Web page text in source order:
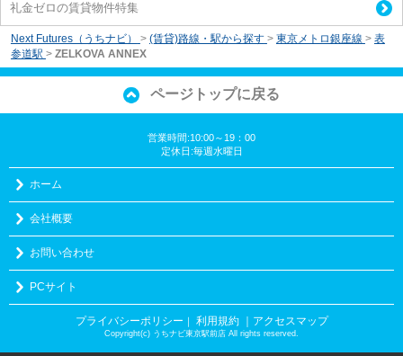
礼金ゼロの賃貸物件特集
Next Futures（うちナビ） > (賃貸)路線・駅から探す > 東京メトロ銀座線 > 表
参道駅 > ZELKOVA ANNEX
ページトップに戻る
営業時間:10:00～19：00
定休日:毎週水曜日
ホーム
会社概要
お問い合わせ
PCサイト
プライバシーポリシー 利用規約 ｜アクセスマップ
Copyright(c) うちナビ東京駅前店 All rights reserved.